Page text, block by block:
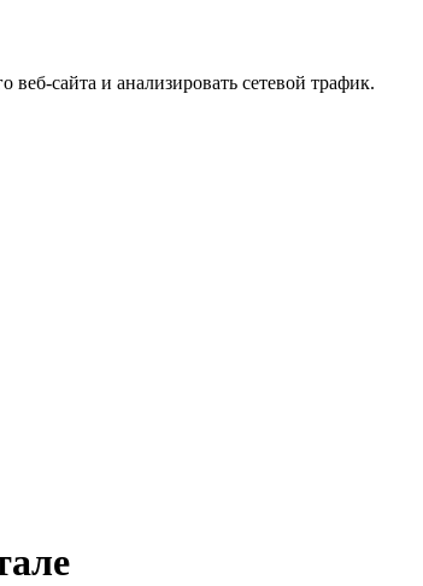
сайта и анализировать сетевой трафик.